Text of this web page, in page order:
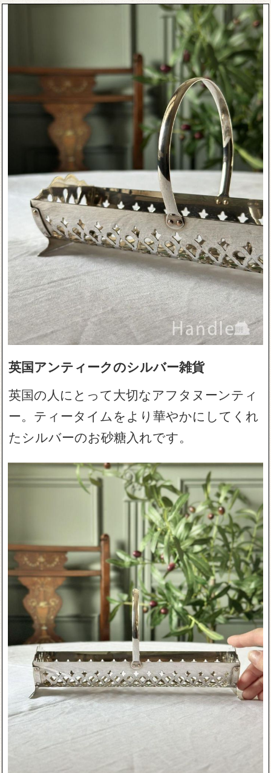
英国アンティークのシルバー雑貨
英国の人にとって大切なアフタヌーンティ
ー。ティータイムをより華やかにしてくれ
たシルバーのお砂糖入れです。